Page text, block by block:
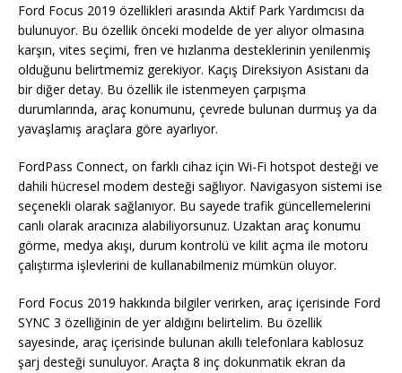
Ford Focus 2019 özellikleri arasında Aktif Park Yardımcısı da
bulunuyor. Bu özellik önceki modelde de yer alıyor olmasına
karşın, vites seçimi, fren ve hızlanma desteklerinin yenilenmiş
olduğunu belirtmemiz gerekiyor. Kaçış Direksiyon Asistanı da
bir diğer detay. Bu özellik ile istenmeyen çarpışma
durumlarında, araç konumunu, çevrede bulunan durmuş ya da
yavaşlamış araçlara göre ayarlıyor.
FordPass Connect, on farklı cihaz için Wi-Fi hotspot desteği ve
dahili hücresel modem desteği sağlıyor. Navigasyon sistemi ise
seçenekli olarak sağlanıyor. Bu sayede trafik güncellemelerini
canlı olarak aracınıza alabiliyorsunuz. Uzaktan araç konumu
görme, medya akışı, durum kontrolü ve kilit açma ile motoru
çalıştırma işlevlerini de kullanabilmeniz mümkün oluyor.
Ford Focus 2019 hakkında bilgiler verirken, araç içerisinde Ford
SYNC 3 özelliğinin de yer aldığını belirtelim. Bu özellik
sayesinde, araç içerisinde bulunan akıllı telefonlara kablosuz
şarj desteği sunuluyor. Araçta 8 inç dokunmatik ekran da